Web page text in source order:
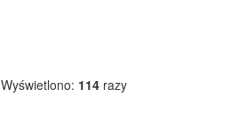
Wyświetlono: 114 razy